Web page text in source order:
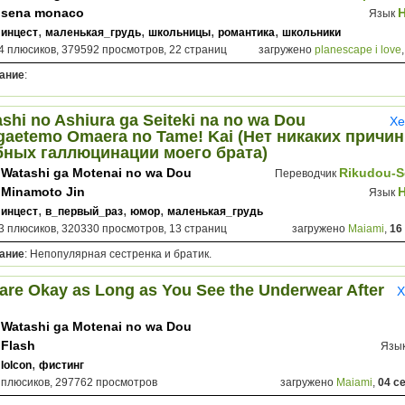
Kangaete mo Omaera ga Warui!
sena monaco
Язык
инцест, маленькая_грудь, школьницы, романтика, школьники
плюсиков, 379592 просмотров, 22 страниц
загружено planescape i love
:
no Ashiura ga Seiteki na no wa Dou
Omaera no Tame! Kai (Нет никаких
галлюцинации моего брата)
Watashi ga Motenai no wa Dou
Kangaete mo Omaera ga Warui!
Переводчик Rikudou-
Minamoto Jin
Язык
инцест, в_первый_раз, юмор, маленькая_грудь
плюсиков, 320330 просмотров, 13 страниц
загружено Maiami, 16
: Непопулярная сестренка и братик.
Okay as Long as You See the Underwear After
Watashi ga Motenai no wa Dou
Kangaete mo Omaera ga Warui!
Flash
lolcon, фистинг
297762 просмотров
загружено Maiami, 04